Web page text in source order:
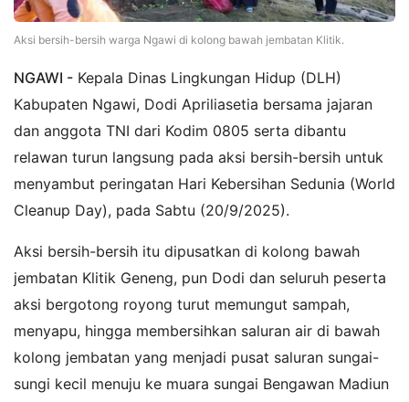
Aksi bersih-bersih warga Ngawi di kolong bawah jembatan Klitik.
NGAWI - Kepala Dinas Lingkungan Hidup (DLH)
Kabupaten Ngawi, Dodi Apriliasetia bersama jajaran
dan anggota TNI dari Kodim 0805 serta dibantu
relawan turun langsung pada aksi bersih-bersih untuk
menyambut peringatan Hari Kebersihan Sedunia (World
Cleanup Day), pada Sabtu (20/9/2025).
Aksi bersih-bersih itu dipusatkan di kolong bawah
jembatan Klitik Geneng, pun Dodi dan seluruh peserta
aksi bergotong royong turut memungut sampah,
menyapu, hingga membersihkan saluran air di bawah
kolong jembatan yang menjadi pusat saluran sungai-
sungi kecil menuju ke muara sungai Bengawan Madiun